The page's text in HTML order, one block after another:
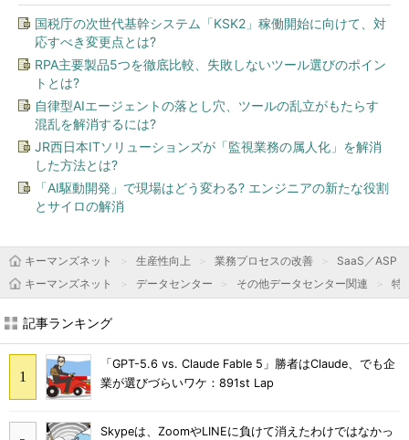
国税庁の次世代基幹システム「KSK2」稼働開始に向けて、対
応すべき変更点とは?
RPA主要製品5つを徹底比較、失敗しないツール選びのポイン
トとは?
自律型AIエージェントの落とし穴、ツールの乱立がもたらす
混乱を解消するには?
JR西日本ITソリューションズが「監視業務の属人化」を解消
した方法とは?
「AI駆動開発」で現場はどう変わる? エンジニアの新たな役割
とサイロの解消
キーマンズネット 生産性向上 業務プロセスの改善
SaaS／ASP
キーマンズネット
データセンター その他データセンター関連 特
記事ランキング
「GPT-5.6 vs. Claude Fable 5」勝者はClaude、でも企
業が選びづらいワケ：891st Lap
Skypeは、ZoomやLINEに負けて消えたわけではなかっ